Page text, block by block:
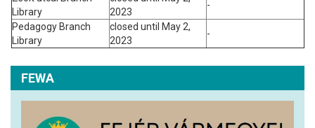
Library
2023
-
Pedagogy Branch
Library
closed until May 2,
2023
-
FEWA